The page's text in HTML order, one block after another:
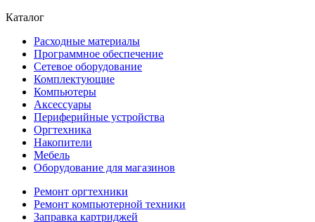
Каталог
Расходные материалы
Программное обеспечение
Сетевое оборудование
Комплектующие
Компьютеры
Аксессуары
Периферийные устройства
Оргтехника
Накопители
Мебель
Оборудование для магазинов
Ремонт оргтехники
Ремонт компьютерной техники
Заправка картриджей